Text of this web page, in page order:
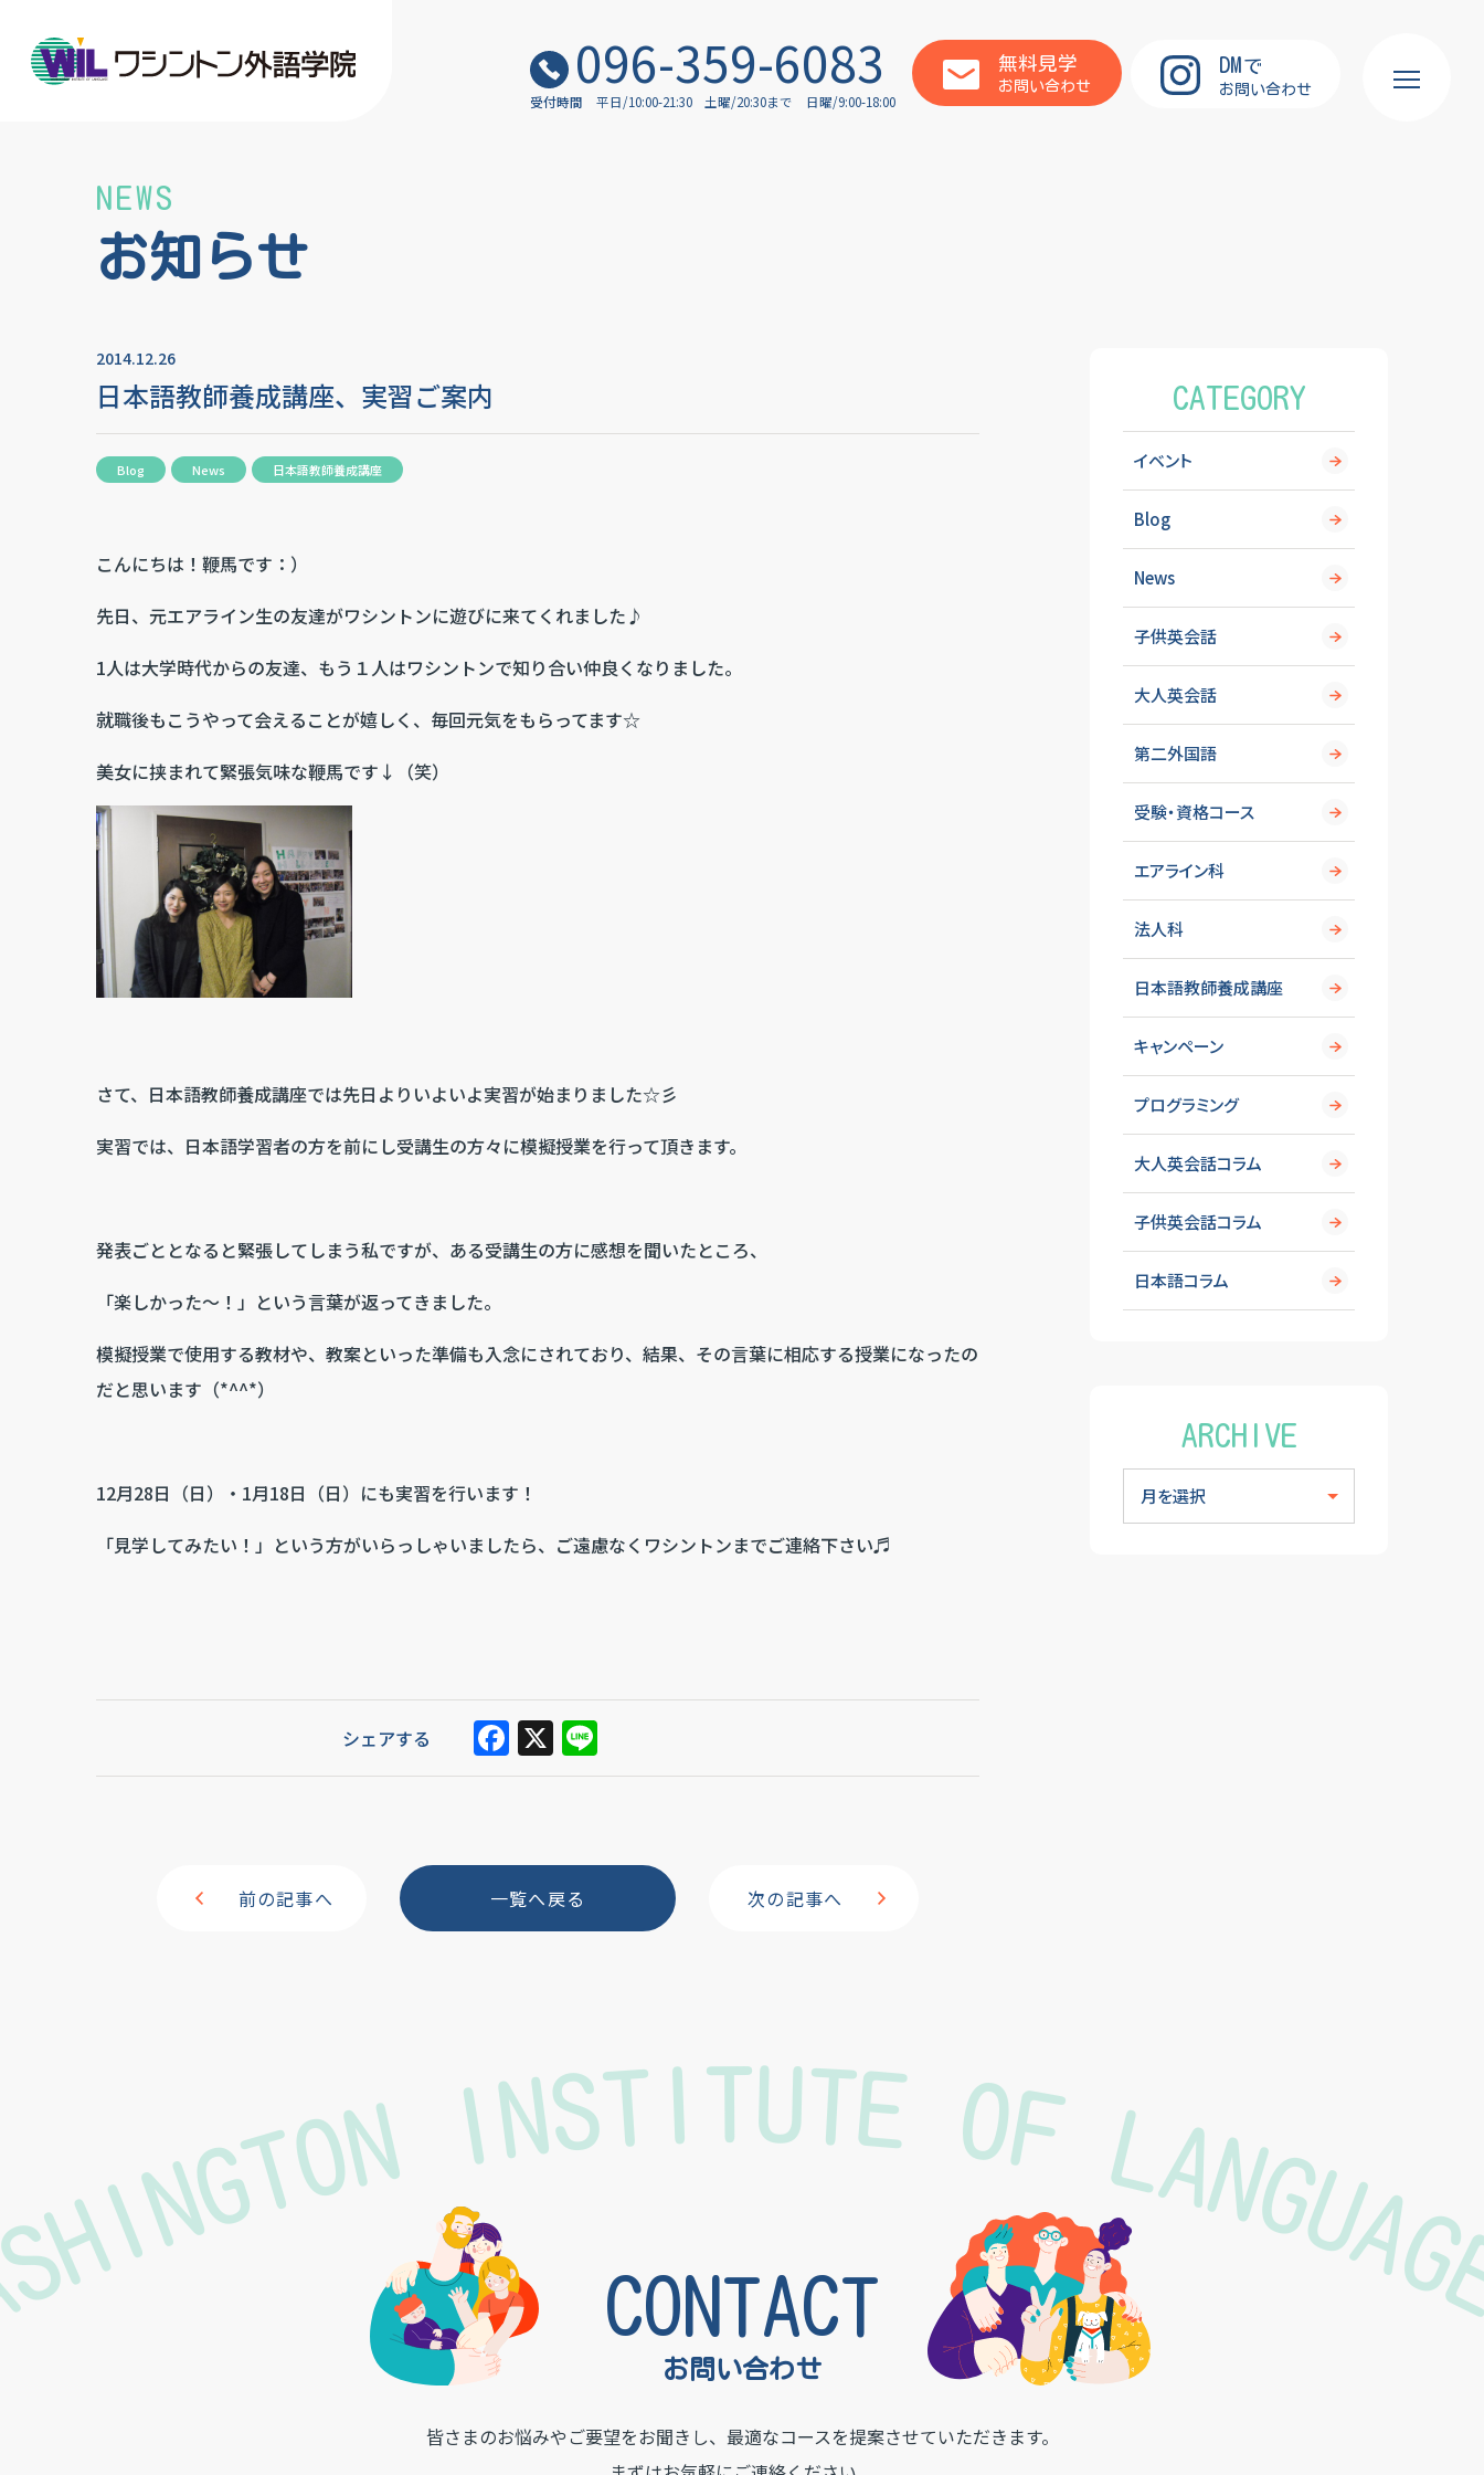
096-359-6083
受付時間 平日/10:00-21:30 土曜/20:30まで 日曜/9:00-18:00
無料見学
お問い合わせ
DMで
お問い合わせ
お知らせ
NEWS
2014.12.26
日本語教師養成講座、実習ご案内
Blog News 日本語教師養成講座
こんにちは！鞭馬です：）
先日、元エアライン生の友達がワシントンに遊びに来てくれました♪
1人は大学時代からの友達、もう１人はワシントンで知り合い仲良くなりました。
就職後もこうやって会えることが嬉しく、毎回元気をもらってます☆
美女に挟まれて緊張気味な鞭馬です↓（笑）
さて、日本語教師養成講座では先日よりいよいよ実習が始まりました☆彡
実習では、日本語学習者の方を前にし受講生の方々に模擬授業を行って頂きます。
発表ごととなると緊張してしまう私ですが、ある受講生の方に感想を聞いたところ、
「楽しかった～！」という言葉が返ってきました。
模擬授業で使用する教材や、教案といった準備も入念にされており、結果、その言葉に相応する授業になったの
だと思います（*^^*）
12月28日（日）・1月18日（日）にも実習を行います！
「見学してみたい！」という方がいらっしゃいましたら、ご遠慮なくワシントンまでご連絡下さい♬
シェアする F
a
b
o
X Li
n
前の記事へ 次の記事へ
一覧へ戻る
CATEGORY
イベント
Blog
News
子供英会話
大人英会話
第二外国語
受験・資格コース
エアライン科
法人科
日本語教師養成講座
キャンペーン
プログラミング
大人英会話コラム
子供英会話コラム
日本語コラム
ARCHIVE
INSTITUTE OF
お問い合わせ
CONTACT
皆さまのお悩みやご要望をお聞きし、 最適なコースを提案させていただきます。